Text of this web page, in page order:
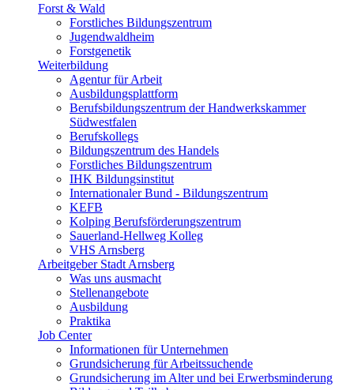
Forst & Wald
Forstliches Bildungszentrum
Jugendwaldheim
Forstgenetik
Weiterbildung
Agentur für Arbeit
Ausbildungsplattform
Berufsbildungszentrum der Handwerkskammer
Südwestfalen
Berufskollegs
Bildungszentrum des Handels
Forstliches Bildungszentrum
IHK Bildungsinstitut
Internationaler Bund - Bildungszentrum
KEFB
Kolping Berufsförderungszentrum
Sauerland-Hellweg Kolleg
VHS Arnsberg
Arbeitgeber Stadt Arnsberg
Was uns ausmacht
Stellenangebote
Ausbildung
Praktika
Job Center
Informationen für Unternehmen
Grundsicherung für Arbeitssuchende
Grundsicherung im Alter und bei Erwerbsminderung